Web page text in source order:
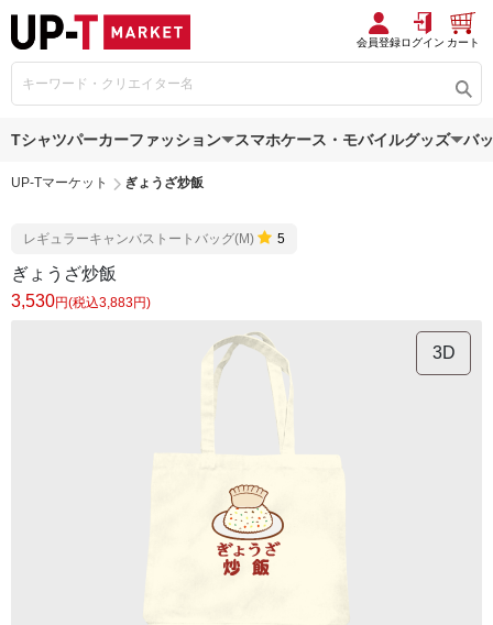
会員登録ログイン カート
Tシャツパーカーファッション スマホケース・モバイルグッズ バ
UP-Tマーケット ぎょうざ炒飯
レギュラーキャンバストートバッグ(M) 5
ぎょうざ炒飯
3,530円(税込3,883円)
3D